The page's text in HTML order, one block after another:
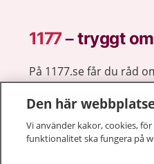
1177–tryggt
På 1177.se får du råd
vilka mottagningar du
och göra dina
sjukvårdsrådgivning
1177 ger dig råd när du
Den här
Vi använder kakor, cookies,
funktionalitet ska fungera på